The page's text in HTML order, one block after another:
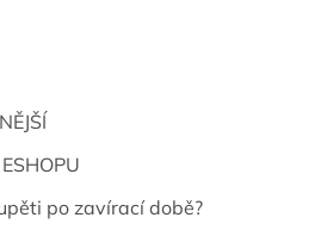
po zavírací době?